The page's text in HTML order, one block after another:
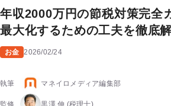
年収2000万円の節税対策完全
最大化するための工夫を徹底
お金 2026/02/24
執筆 マネイロメディア編集部
監修 黒澤 伸 (税理士)